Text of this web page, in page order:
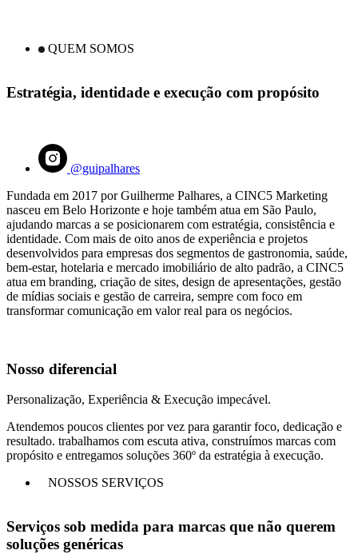
QUEM SOMOS
Estratégia, identidade e execução com propósito
@guipalhares
Fundada em 2017 por Guilherme Palhares, a CINC5 Marketing
nasceu em Belo Horizonte e hoje também atua em São Paulo,
ajudando marcas a se posicionarem com estratégia, consistência e
identidade. Com mais de oito anos de experiência e projetos
desenvolvidos para empresas dos segmentos de gastronomia, saúde,
bem-estar, hotelaria e mercado imobiliário de alto padrão, a CINC5
atua em branding, criação de sites, design de apresentações, gestão
de mídias sociais e gestão de carreira, sempre com foco em
transformar comunicação em valor real para os negócios.
Nosso diferencial
Personalização, Experiência & Execução impecável.
Atendemos poucos clientes por vez para garantir foco, dedicação e
resultado. trabalhamos com escuta ativa, construímos marcas com
propósito e entregamos soluções 360º da estratégia à execução.
NOSSOS SERVIÇOS
Serviços sob medida para marcas que não querem
soluções genéricas